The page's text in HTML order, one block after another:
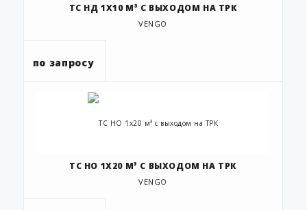
ТС НД 1Х10 М³ С ВЫХОДОМ НА ТРК
VENGO
по запросу
ТС НО 1Х20 М³ С ВЫХОДОМ НА ТРК
VENGO